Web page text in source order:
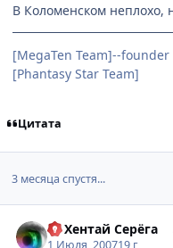
В Коломенском неплохо,
[MegaTen Team]--founder
[Phantasy Star Team]
Цитата
3 месяца спустя...
DJ Хентай Серёга